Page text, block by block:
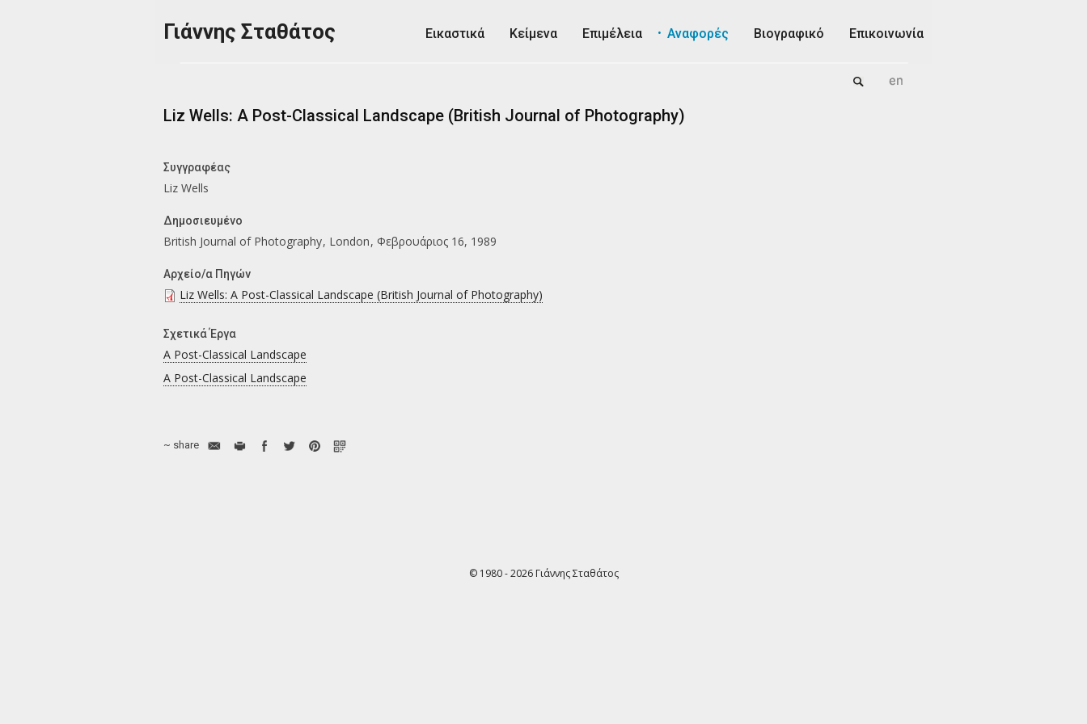
Γιάννης Σταθάτος Εικαστικά Κείμενα Επιμέλεια Αναφορές Βιογραφικό Επικοινωνία
Liz Wells: A Post-Classical Landscape (British Journal of Photography)
Συγγραφέας
Liz Wells
Δημοσιευμένο
British Journal of Photography London Φεβρουάριος 16, 1989
Αρχείο/α Πηγών
Liz Wells: A Post-Classical Landscape (British Journal of Photography)
Σχετικά Έργα
A Post-Classical Landscape
A Post-Classical Landscape
~ share
© 1980 - 2026 Γιάννης Σταθάτος